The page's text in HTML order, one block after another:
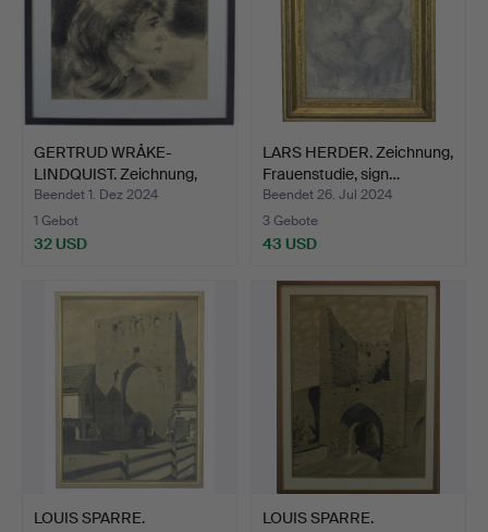
GERTRUD WRÅKE-
LINDQUIST. Zeichnung,
Portra…
Beendet 1. Dez 2024
1 Gebot
32 USD
LARS HERDER. Zeichnung,
Frauenstudie, sign…
Beendet 26. Jul 2024
3 Gebote
43 USD
LOUIS SPARRE.
LOUIS SPARRE.